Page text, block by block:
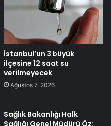
İstanbul’un 3 büyük
ilçesine 12 saat su
verilmeyecek
Ağustos 7, 2026
Sağlık Bakanlığı Halk
Sağlığı Genel Müdürü Öz: